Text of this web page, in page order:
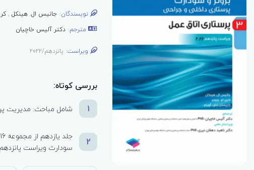
نویسندگان: جانیس ال. هینکل,
مترجم: دکتر آلیس خاچیان
ویراست: پانزدهم/2022
بررسی کوتاه:
1
شامل مباحث: مدیریت
2
سودارث ویراست پانزدهم 2022